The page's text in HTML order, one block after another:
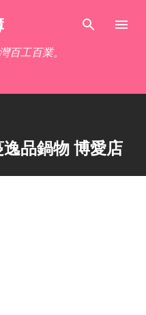
容
百工百業。
逸品鍋物 博愛店